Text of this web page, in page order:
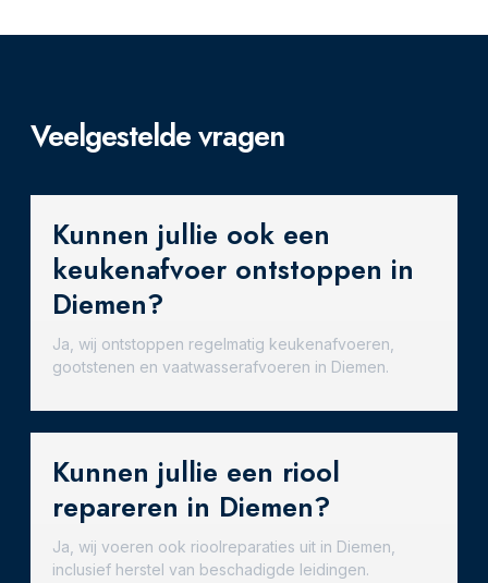
Veelgestelde vragen
Kunnen jullie ook een
keukenafvoer ontstoppen in
Diemen?
Ja, wij ontstoppen regelmatig keukenafvoeren,
gootstenen en vaatwasserafvoeren in Diemen.
Kunnen jullie een riool
repareren in Diemen?
Ja, wij voeren ook rioolreparaties uit in Diemen,
inclusief herstel van beschadigde leidingen.